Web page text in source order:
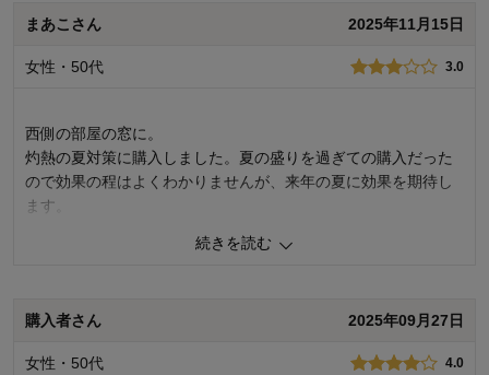
デザイン・色
購入のきっかけ：
商品を使う人： 自分
まあこさん 2025年11月15日
女性・50代 3.0
西側の部屋の窓に。
灼熱の夏対策に購入しました。夏の盛りを過ぎての購入だった
ので効果の程はよくわかりませんが、来年の夏に効果を期待し
ます。
人が参考になりました
デザイン・色
続きを読む
購入者さん 2025年09月27日
女性・50代 4.0